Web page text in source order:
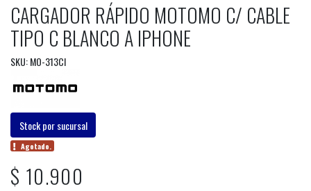
CARGADOR RÁPIDO MOTOMO C/ CABLE
TIPO C BLANCO A IPHONE
SKU: MO-313CI
Stock por sucursal
Agotado.
$ 10.900